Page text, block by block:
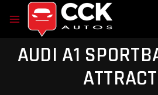
AUDI A1